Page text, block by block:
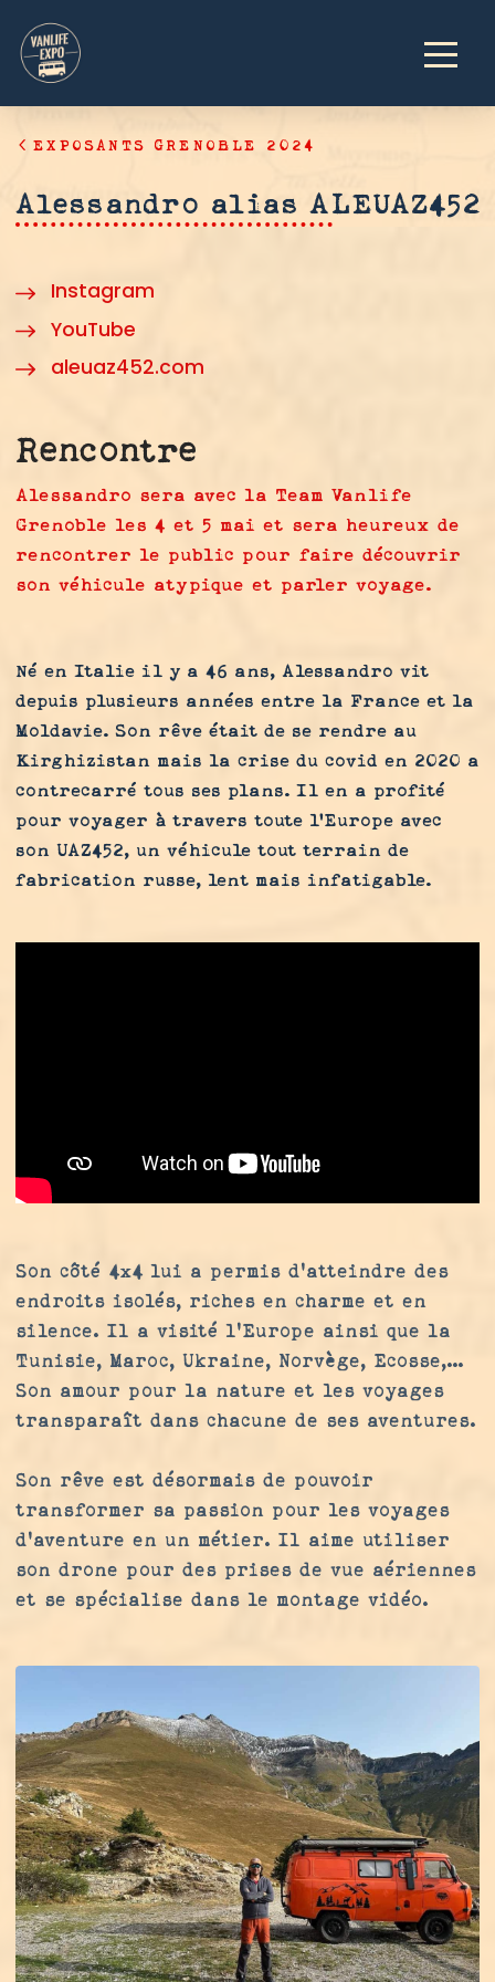
EXPOSANTS GRENOBLE 2024
Alessandro alias ALEUAZ452
Instagram
YouTube
aleuaz452.com
Rencontre
Alessandro sera avec la Team Vanlife
Grenoble les 4 et 5 mai et sera heureux de
rencontrer le public pour faire découvrir
son véhicule atypique et parler voyage.
Né en Italie il y a 46 ans, Alessandro vit
depuis plusieurs années entre la France et la
Moldavie. Son rêve était de se rendre au
Kirghizistan mais la crise du covid en 2020 a
contrecarré tous ses plans. Il en a profité
pour voyager à travers toute l'Europe avec
son UAZ452, un véhicule tout terrain de
fabrication russe, lent mais infatigable.
Son côté 4x4 lui a permis d'atteindre des
endroits isolés, riches en charme et en
silence. Il a visité l'Europe ainsi que la
Tunisie, Maroc, Ukraine, Norvège, Ecosse,...
Son amour pour la nature et les voyages
transparaît dans chacune de ses aventures.
Son rêve est désormais de pouvoir
transformer sa passion pour les voyages
d'aventure en un métier. Il aime utiliser
son drone pour des prises de vue aériennes
et se spécialise dans le montage vidéo.